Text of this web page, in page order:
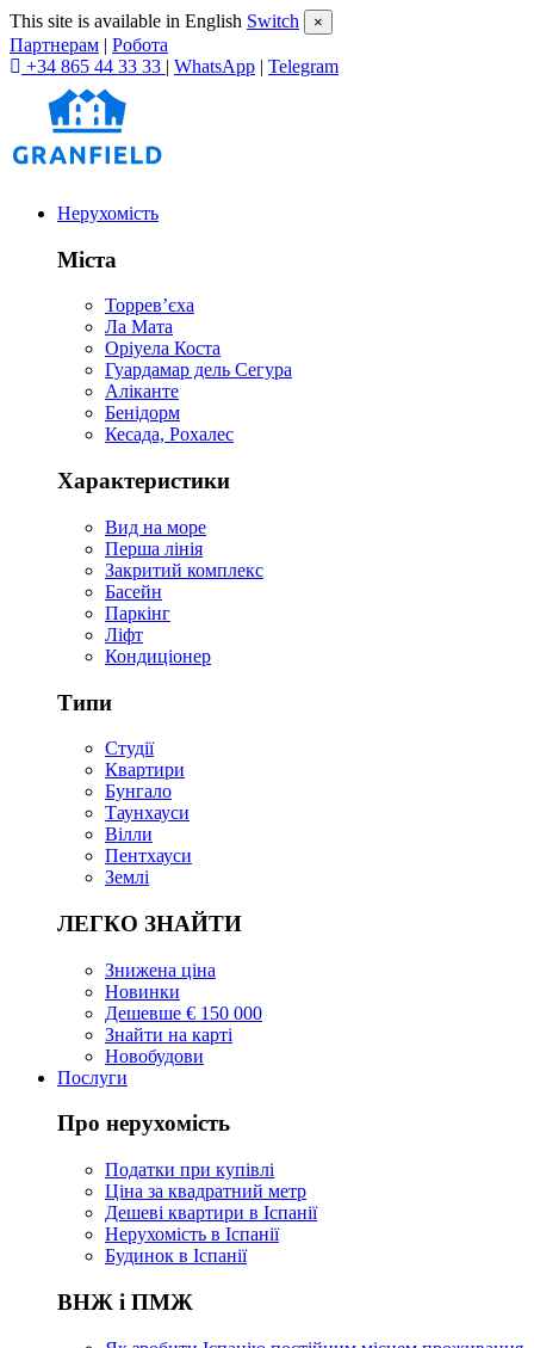
This site is available in English Switch ×
Партнерам | Робота
+34 865 44 33 33 | WhatsApp | Telegram
Нерухомість
Міста
Торревʼєха
Ла Мата
Оріуела Коста
Гуардамар дель Сегура
Аліканте
Бенідорм
Кесада, Рохалес
Характеристики
Вид на море
Перша лінія
Закритий комплекс
Басейн
Паркінг
Ліфт
Кондиціонер
Типи
Студії
Квартири
Бунгало
Таунхауси
Вілли
Пентхауси
Землі
ЛЕГКО ЗНАЙТИ
Знижена ціна
Новинки
Дешевше € 150 000
Знайти на карті
Новобудови
Послуги
Про нерухомість
Податки при купівлі
Ціна за квадратний метр
Дешеві квартири в Іспанії
Нерухомість в Іспанії
Будинок в Іспанії
ВНЖ і ПМЖ